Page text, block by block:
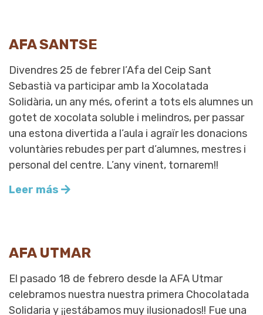
AFA SANTSE
Divendres 25 de febrer l’Afa del Ceip Sant
Sebastià va participar amb la Xocolatada
Solidària, un any més, oferint a tots els alumnes un
gotet de xocolata soluble i melindros, per passar
una estona divertida a l’aula i agraïr les donacions
voluntàries rebudes per part d’alumnes, mestres i
personal del centre. L’any vinent, tornarem!!
Leer más
AFA UTMAR
El pasado 18 de febrero desde la AFA Utmar
celebramos nuestra nuestra primera Chocolatada
Solidaria y ¡¡estábamos muy ilusionados!! Fue una